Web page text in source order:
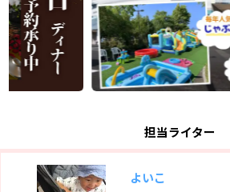
担当ライター
よいこ